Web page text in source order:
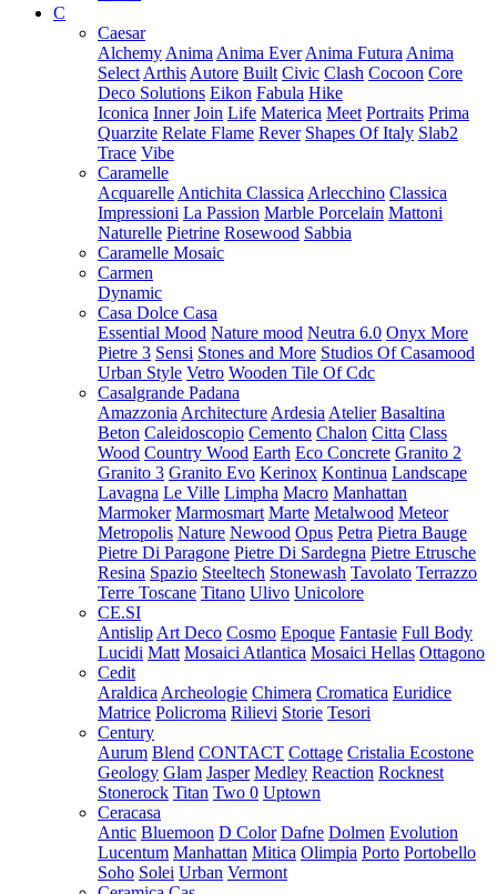
C
Caesar
Alchemy Anima Anima Ever Anima Futura Anima
Select Arthis Autore Built Civic Clash Cocoon Core
Deco Solutions Eikon Fabula Hike
Iconica Inner Join Life Materica Meet Portraits Prima
Quarzite Relate Flame Rever Shapes Of Italy Slab2
Trace Vibe
Caramelle
Acquarelle Antichita Classica Arlecchino Classica
Impressioni La Passion Marble Porcelain Mattoni
Naturelle Pietrine Rosewood Sabbia
Caramelle Mosaic
Carmen
Dynamic
Casa Dolce Casa
Essential Mood Nature mood Neutra 6.0 Onyx More
Pietre 3 Sensi Stones and More Studios Of Casamood
Urban Style Vetro Wooden Tile Of Cdc
Casalgrande Padana
Amazzonia Architecture Ardesia Atelier Basaltina
Beton Caleidoscopio Cemento Chalon Citta Class
Wood Country Wood Earth Eco Concrete Granito 2
Granito 3 Granito Evo Kerinox Kontinua Landscape
Lavagna Le Ville Limpha Macro Manhattan
Marmoker Marmosmart Marte Metalwood Meteor
Metropolis Nature Newood Opus Petra Pietra Bauge
Pietre Di Paragone Pietre Di Sardegna Pietre Etrusche
Resina Spazio Steeltech Stonewash Tavolato Terrazzo
Terre Toscane Titano Ulivo Unicolore
CE.SI
Antislip Art Deco Cosmo Epoque Fantasie Full Body
Lucidi Matt Mosaici Atlantica Mosaici Hellas Ottagono
Cedit
Araldica Archeologie Chimera Cromatica Euridice
Matrice Policroma Rilievi Storie Tesori
Century
Aurum Blend CONTACT Cottage Cristalia Ecostone
Geology Glam Jasper Medley Reaction Rocknest
Stonerock Titan Two 0 Uptown
Ceracasa
Antic Bluemoon D Color Dafne Dolmen Evolution
Lucentum Manhattan Mitica Olimpia Porto Portobello
Soho Solei Urban Vermont